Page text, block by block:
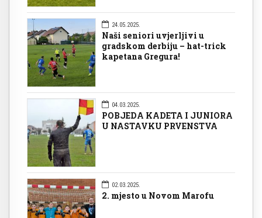
24.05.2025.
Naši seniori uvjerljivi u
gradskom derbiju – hat-trick
kapetana Gregura!
04.03.2025.
POBJEDA KADETA I JUNIORA
U NASTAVKU PRVENSTVA
02.03.2025.
2. mjesto u Novom Marofu